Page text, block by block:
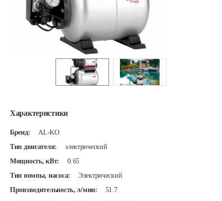
Характеристики
Бренд:
AL-KO
Тип двигателя:
электрический
Мощность, кВт:
0.65
Тип помпы, насоса:
Электрический
Производительность, л/мин:
51.7